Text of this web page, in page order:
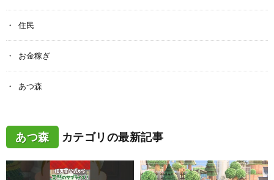
住民
お金稼ぎ
あつ森
あつ森 カテゴリの最新記事